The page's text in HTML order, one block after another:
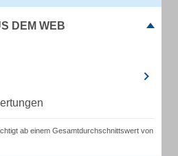
DEM WEB
ab einem Gesamtdurchschnittswert von